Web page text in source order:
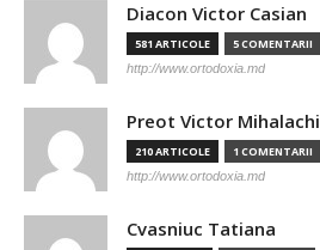
Diacon Victor Casian
581 ARTICOLE 5 COMENTARII
http://www.ortodoxia.md
Preot Victor Mihalachi
210 ARTICOLE 1 COMENTARII
http://www.ortodoxia.md
Cvasniuc Tatiana